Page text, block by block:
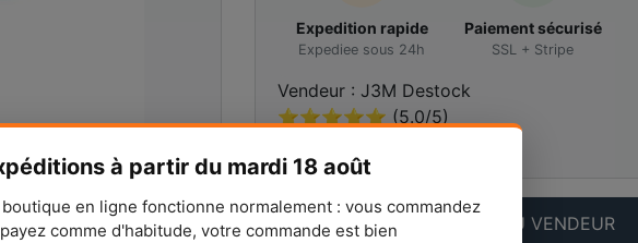
à partir du mardi 18 août
boutique en ligne fonctionne normalement : vous commandez
comme d'habitude, votre commande est bien
Expedition rapide
Expediee sous 24h
Paiement sécurisé
SSL + Stripe
Vendeur : J3M Destock
⭐⭐⭐⭐⭐ (5.0/5)
POSER UNE QUESTION AU VENDEUR